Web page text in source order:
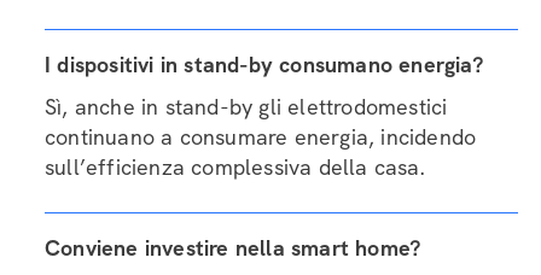
I dispositivi in stand-by consumano energia?
Sì, anche in stand-by gli elettrodomestici
continuano a consumare energia, incidendo
sull’efficienza complessiva della casa.
Conviene investire nella smart home?